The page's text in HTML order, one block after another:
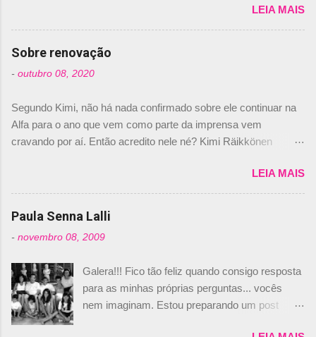
de abril –, afirmando que Nelson Piquet havia
comprado 15% das ações da Campos, dando,
com isso, um lugar no time a Nelsinho Piquet,
foi esclarecida de uma vez por todas por
Daniele Audetto, diretor da escuderia. O
não será o companheiro de Bruno Senna em
2010. "Na verdade, nós recebemos uma oferta
de Piquet", admitiu Audetto. “Mas depois de ter
dois brasileiros”, explicou, dizendo ainda que
não tem nada contra o filho do tricampeão
Nelson Piquet. “Ele é um bom piloto, rápido e
experiente.” Audetto disse ainda que a suposta
não corresponde à realidade. “O suposto 15%
de investimento seria menor do que aquilo que
outros pilotos podem trazer: italianos, r...
LEIA MAIS
Sobre renovação
- outubro 08, 2020
Segundo Kimi, não há nada confirmado sobre ele continuar na
Alfa para o ano que vem como parte da imprensa vem
cravando por aí. Então acredito nele né? Kimi Räikkönen
truth but I’ve never had an option in my contract so that’s
should, pretty much, tell you that it’s not true." #Kimi7 #EifelGP
#AlfaRomeoRacing pic.twitter.com/77EDVn39Ia — Kimi
Romain falando sobre o fato do Iceman estar há tantos anos na
@RGrosjean ! #EifelGP 🇩🇪 #F1
pic.twitter.com/GSAu1LWnwW — Formula 1 (@F1) October 8,
2020 Beijinhos, Ludy
LEIA MAIS
Paula Senna Lalli
- novembro 08, 2009
Galera!!! Fico tão feliz quando consigo resposta
para as minhas próprias perguntas... vocês
nem imaginam. Estou preparando um post